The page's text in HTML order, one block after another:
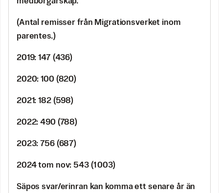
(Antal remisser från Migrationsverket inom
parentes.)
2019: 147 (436)
2020: 100 (820)
2021: 182 (598)
2022: 490 (788)
2023: 756 (687)
2024 tom nov: 543 (1 003)
Säpos svar/erinran kan komma ett senare år än